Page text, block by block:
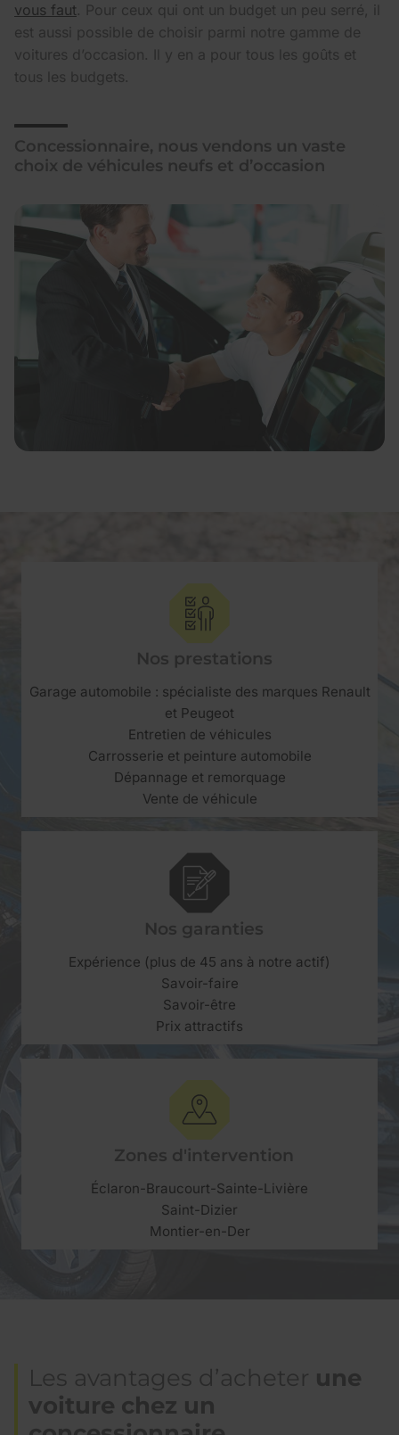
vous faut. Pour ceux qui ont un budget un peu serré, il
est aussi possible de choisir parmi notre gamme de
voitures d’occasion. Il y en a pour tous les goûts et
tous les budgets.
Concessionnaire, nous vendons un vaste
choix de véhicules neufs et d’occasion
Nos prestations
Garage automobile : spécialiste des marques Renault
et Peugeot
Entretien de véhicules
Carrosserie et peinture automobile
Dépannage et remorquage
Vente de véhicule
Nos garanties
Expérience (plus de 45 ans à notre actif)
Savoir-faire
Savoir-être
Prix attractifs
Zones d'intervention
Éclaron-Braucourt-Sainte-Livière
Saint-Dizier
Montier-en-Der
Les avantages d’acheter une
voiture chez un